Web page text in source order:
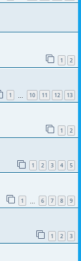
1 2
1 10 11 12 13
1 2
1 2 3 4 5
1 6 7 8 9
1 2 3